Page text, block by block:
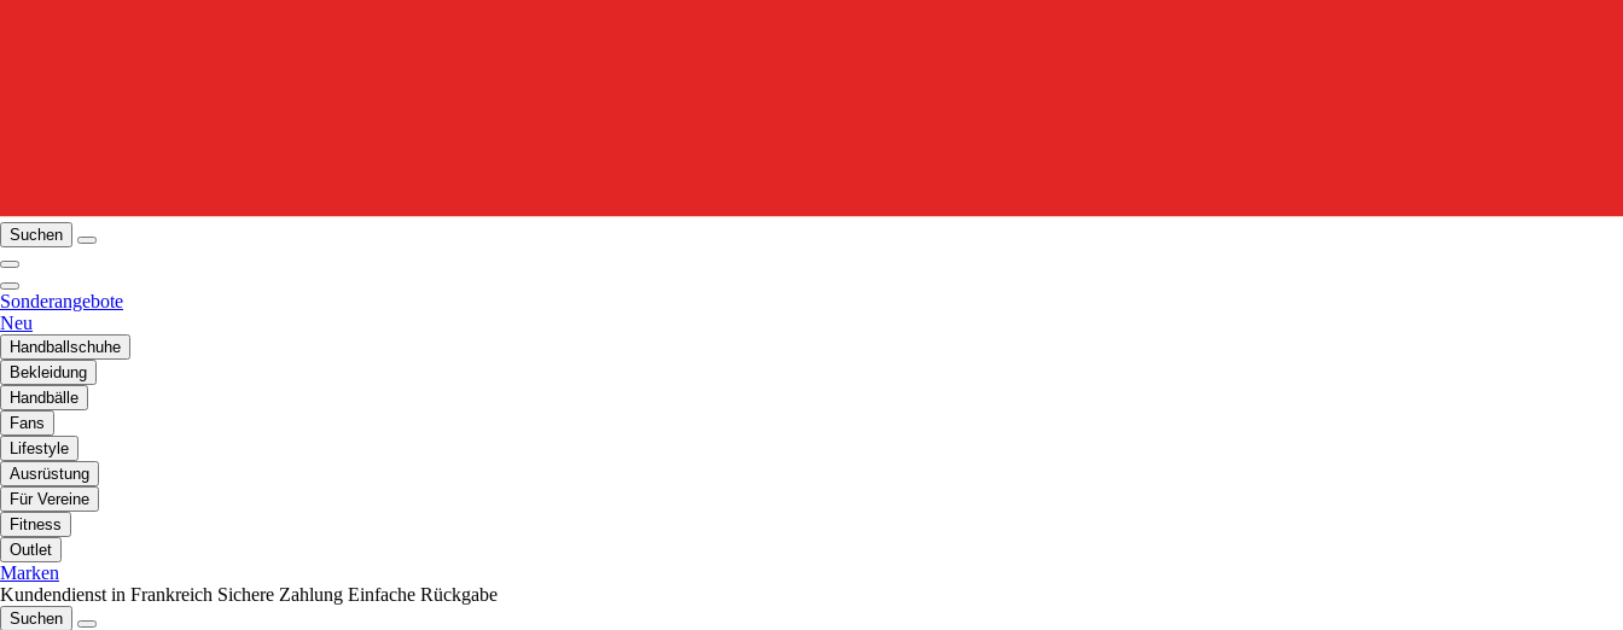
Suchen
Sonderangebote
Neu
Handballschuhe
Bekleidung
Handbälle
Fans
Lifestyle
Ausrüstung
Für Vereine
Fitness
Outlet
Marken
Kundendienst in Frankreich Sichere Zahlung Einfache Rückgabe
Suchen